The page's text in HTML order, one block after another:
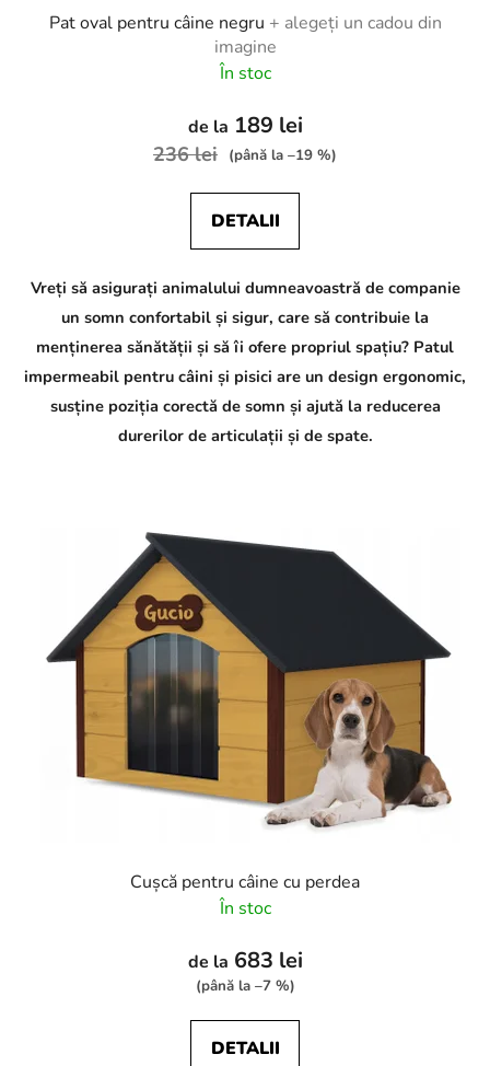
Pat oval pentru câine negru + alegeți un cadou din
imagine
În stoc
de la 189 lei
236 lei (până la –19 %)
DETALII
Vreți să asigurați animalului dumneavoastră de companie
un somn confortabil și sigur, care să contribuie la
menținerea sănătății și să îi ofere propriul spațiu? Patul
impermeabil pentru câini și pisici are un design ergonomic,
susține poziția corectă de somn și ajută la reducerea
durerilor de articulații și de spate.
Cușcă pentru câine cu perdea
În stoc
de la 683 lei
(până la –7 %)
DETALII